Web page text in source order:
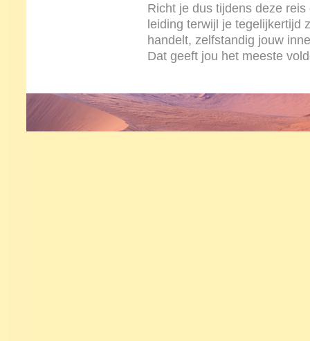
Richt je dus tijdens deze
leiding terwijl je tegelijkertijd
handelt, zelfstandig jouw
Dat geeft jou het meeste